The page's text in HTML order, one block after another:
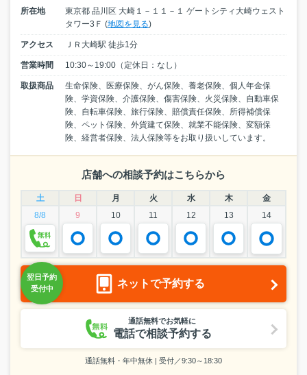
所在地
東京都 品川区 大崎１－１１－１ ゲートシティ大崎ウェスト
タワー3Ｆ (地図を見る)
アクセス ＪＲ大崎駅 徒歩1分
営業時間 10:30～19:00（定休日：なし）
取扱商品
生命保険、医療保険、がん保険、養老保険、個人年金保
険、学資保険、介護保険、傷害保険、火災保険、自動車保
険、自転車保険、旅行保険、賠償責任保険、所得補償保
険、ペット保険、外貨建て保険、就業不能保険、変額保
険、経営者保険、法人保険等をお取り扱いしています。
店舗への相談予約はこちらから
土 日 月 火 水 木
金
8/8
9 10 11 12 13 14
ネットで予約する
通話無料でお気軽に
電話で相談予約する
通話無料・年中無休 | 受付／9:30～18:30